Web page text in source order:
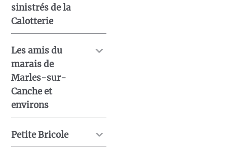
sinistrés de la
Calotterie
Les amis du
marais de
Marles-sur-
Canche et
environs
Petite Bricole